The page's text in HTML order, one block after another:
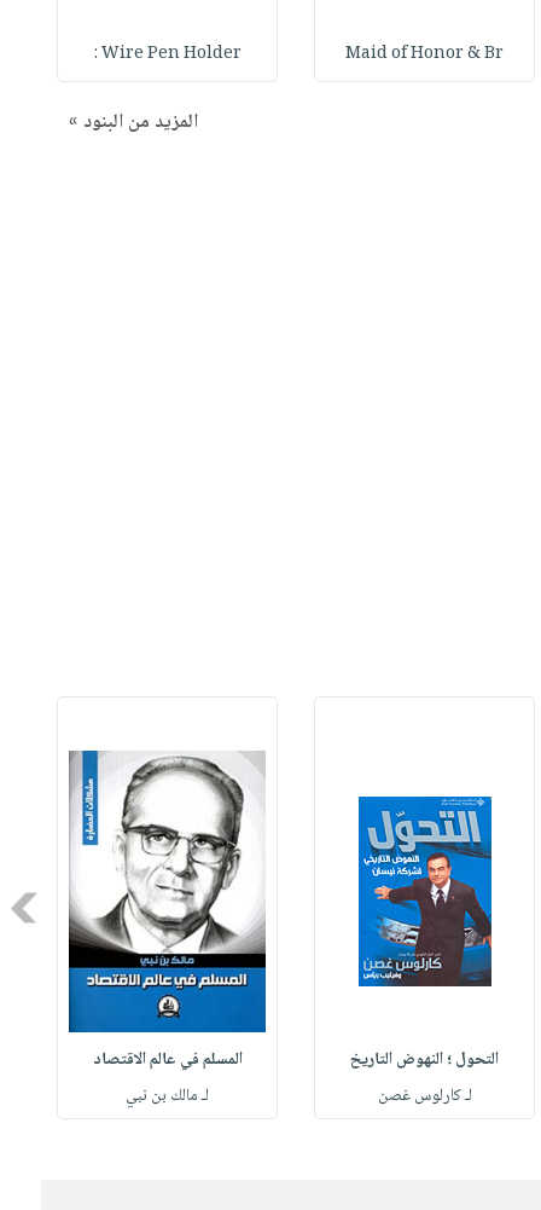
Maid of Honor & Br
Wire Pen Holder :
المزيد من البنود »
التحول ؛ النهوض التاريخ
لـ كارلوس غصن
المسلم في عالم الاقتصاد
لـ مالك بن نبي